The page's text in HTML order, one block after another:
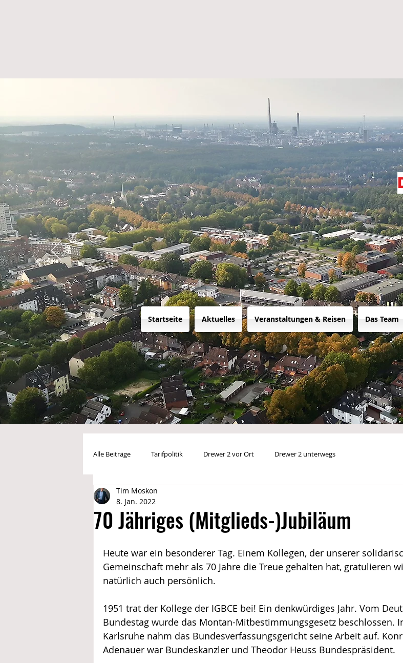
Alle Beiträge Tarifpolitik Drewer 2 vor Ort Drewer 2 unterwegs
Deine Vorteile @ IGBCE
Aktivitäten 2019 @ Drewer 2 Feste @ Drewer 2
Aktivitäten 2020 @Drewer 2
70 Jähriges (Mitglieds-)Jubiläum
Tim Moskon
8. Jan. 2022
Heute war ein besonderer Tag. Einem Kollegen, der unserer
Gemeinschaft mehr als 70 Jahre die Treue gehalten hat, gratulieren
natürlich auch persönlich.
1951 trat der Kollege der IGBCE bei! Ein denkwürdiges Jahr. Vom
Bundestag wurde das Montan-Mitbestimmungsgesetz beschlossen.
Karlsruhe nahm das Bundesverfassungsgericht seine Arbeit auf.
Adenauer war Bundeskanzler und Theodor Heuss Bundespräsident.
Startseite Aktuelles Veranstaltungen & Reisen Das Team